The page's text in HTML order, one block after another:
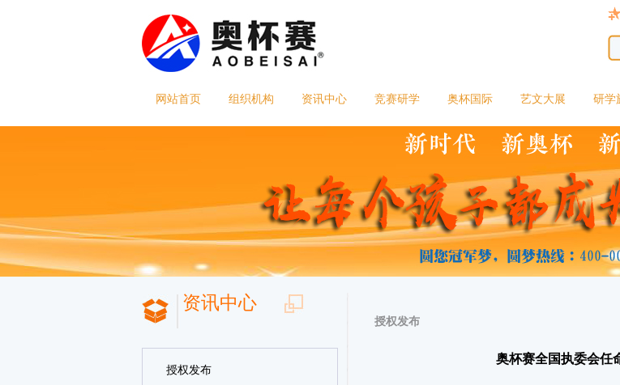
网站首页 组织机构 资讯中心 竞赛研学 奥杯国际 艺文大展 研学
资讯中心
授权发布
授权发布
奥杯赛全国执委会任